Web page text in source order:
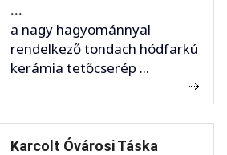
...
a nagy hagyománnyal
rendelkező tondach hódfarkú
kerámia tetőcserép ...
Karcolt Óvárosi Táska